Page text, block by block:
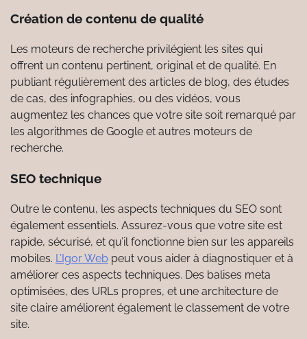
Création de contenu de qualité
Les moteurs de recherche privilégient les sites qui
offrent un contenu pertinent, original et de qualité. En
publiant régulièrement des articles de blog, des études
de cas, des infographies, ou des vidéos, vous
augmentez les chances que votre site soit remarqué par
les algorithmes de Google et autres moteurs de
recherche.
SEO technique
Outre le contenu, les aspects techniques du SEO sont
également essentiels. Assurez-vous que votre site est
rapide, sécurisé, et qu’il fonctionne bien sur les appareils
mobiles. L’Igor Web peut vous aider à diagnostiquer et à
améliorer ces aspects techniques. Des balises meta
optimisées, des URLs propres, et une architecture de
site claire améliorent également le classement de votre
site.